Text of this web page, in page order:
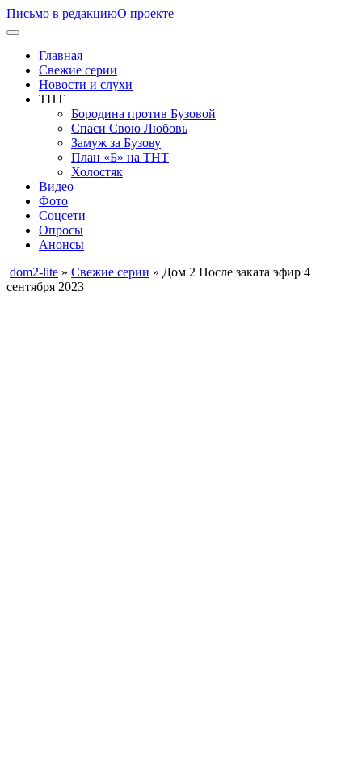
Письмо в редакциюО проекте
Главная
Свежие серии
Новости и слухи
ТНТ
Бородина против Бузовой
Спаси Свою Любовь
Замуж за Бузову
План «Б» на ТНТ
Холостяк
Видео
Фото
Соцсети
Опросы
Анонсы
dom2-lite » Свежие серии » Дом 2 После заката эфир 4
сентября 2023